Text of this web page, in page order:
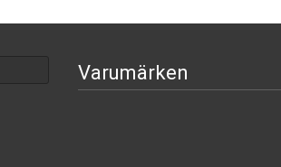
Varumärken